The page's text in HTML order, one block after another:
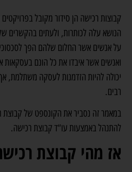
קבוצות רכישה הן סידור מקובל
הנושא עלה לכותרות, ולעתים בהקשרים
על אנשים אשר החלום שלהם הפך
ואנשים אשר איבדו את כל הונם בעסקאות
יכולה להיות הזדמנות לעסקה משתלמת, אך
רבים.
במאמר זה נסביר את הקונספט של קבוצת
להתנהל באמצעות עו“ד קבוצת רכישה.
אז מהי קבוצת